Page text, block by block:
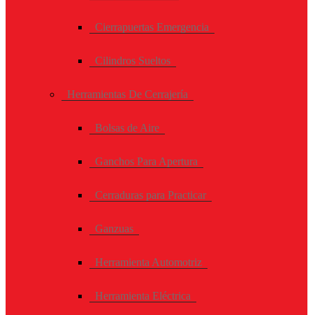
Cierrapuertas Emergencia
Cilindros Sueltos
Herramientas De Cerrajería
Bolsas de Aire
Ganchos Para Apertura
Cerraduras para Practicar
Ganzuas
Herramienta Automotriz
Herramienta Eléctrica